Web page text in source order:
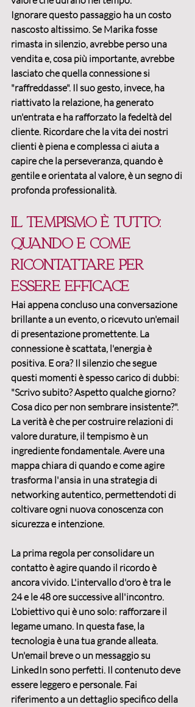
Ignorare questo passaggio ha un costo
nascosto altissimo. Se Marika fosse
rimasta in silenzio, avrebbe perso una
vendita e, cosa più importante, avrebbe
lasciato che quella connessione si
"raffreddasse". Il suo gesto, invece, ha
riattivato la relazione, ha generato
un'entrata e ha rafforzato la fedeltà del
cliente. Ricordare che la vita dei nostri
clienti è piena e complessa ci aiuta a
capire che la perseveranza, quando è
gentile e orientata al valore, è un segno di
profonda professionalità.
Il tempismo è tutto:
quando e come
ricontattare per
essere efficace
Hai appena concluso una conversazione
brillante a un evento, o ricevuto un'email
di presentazione promettente. La
connessione è scattata, l'energia è
positiva. E ora? Il silenzio che segue
questi momenti è spesso carico di dubbi:
"Scrivo subito? Aspetto qualche giorno?
Cosa dico per non sembrare insistente?".
La verità è che per costruire relazioni di
valore durature, il tempismo è un
ingrediente fondamentale. Avere una
mappa chiara di quando e come agire
trasforma l'ansia in una strategia di
networking autentico, permettendoti di
coltivare ogni nuova conoscenza con
sicurezza e intenzione.
La prima regola per consolidare un
contatto è agire quando il ricordo è
ancora vivido. L'intervallo d'oro è tra le
24 e le 48 ore successive all'incontro.
L'obiettivo qui è uno solo: rafforzare il
legame umano. In questa fase, la
tecnologia è una tua grande alleata.
Un'email breve o un messaggio su
LinkedIn sono perfetti. Il contenuto deve
essere leggero e personale. Fai
riferimento a un dettaglio specifico della